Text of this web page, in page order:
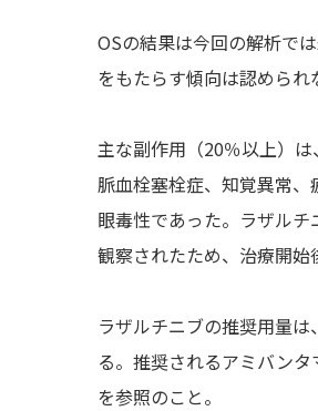
OSの結果は今回の解析で
をもたらす傾向は認められ
主な副作用（20％以上）
脈血栓塞栓症、知覚異常、
眼毒性であった。ラザル
観察されたため、治療開始
ラザルチニブの推奨用量
る。推奨されるアミバン
を参照のこと。